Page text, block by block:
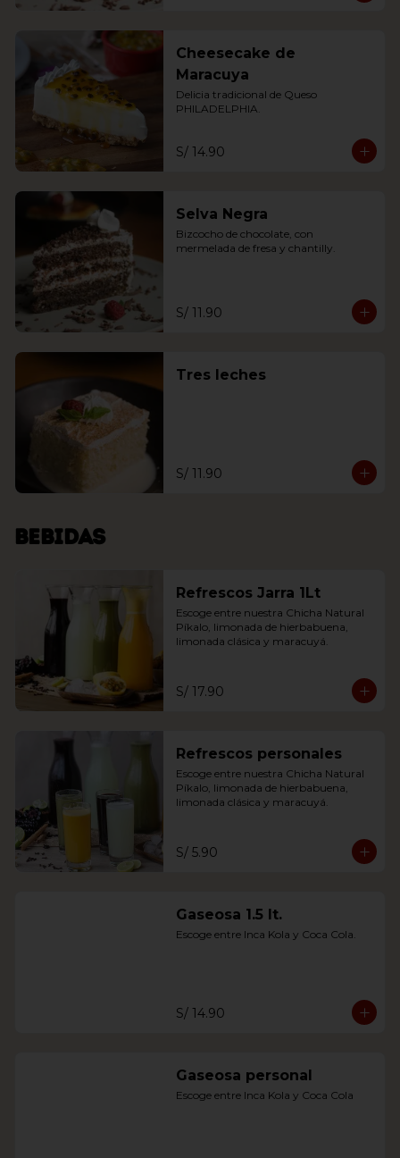
Cheesecake de
Maracuya
Delicia tradicional de Queso
PHILADELPHIA.
S/ 14.90
Selva Negra
Bizcocho de chocolate, con
mermelada de fresa y chantilly.
S/ 11.90
Tres leches
S/ 11.90
Bebidas
Refrescos Jarra 1Lt
Escoge entre nuestra Chicha Natural
Píkalo, limonada de hierbabuena,
limonada clásica y maracuyá.
S/ 17.90
Refrescos personales
Escoge entre nuestra Chicha Natural
Píkalo, limonada de hierbabuena,
limonada clásica y maracuyá.
S/ 5.90
Gaseosa 1.5 lt.
Escoge entre Inca Kola y Coca Cola.
S/ 14.90
Gaseosa personal
Escoge entre Inca Kola y Coca Cola